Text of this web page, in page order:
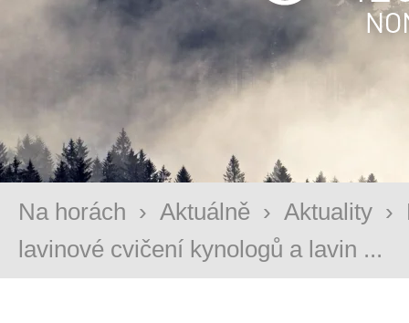
Na horách › Aktuálně › Aktuality ›
lavinové cvičení kynologů a lavin ...